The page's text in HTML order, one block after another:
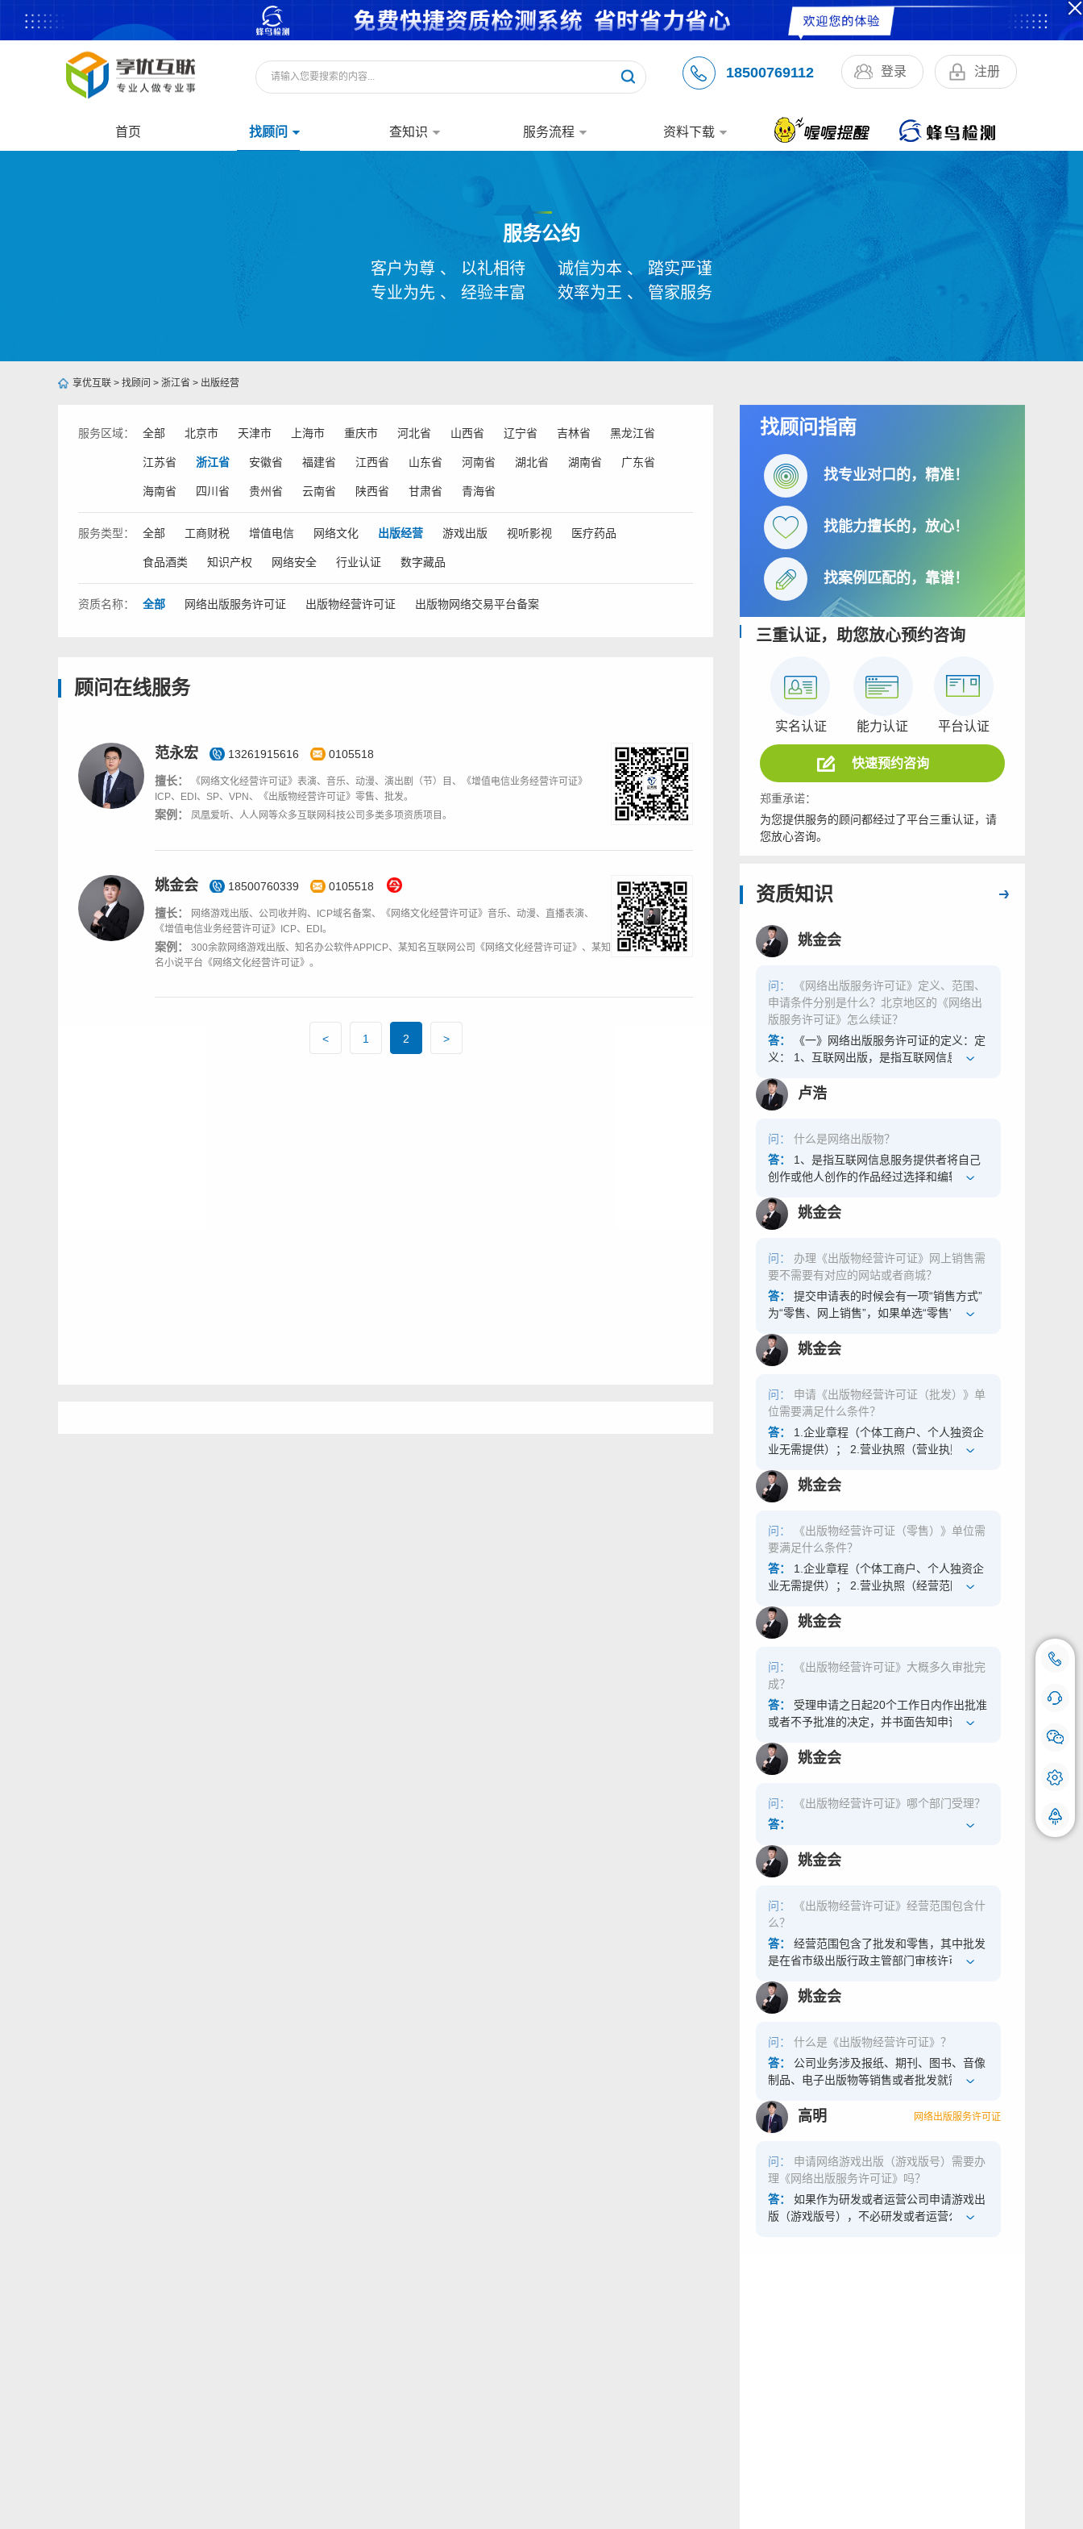
咨询热线：18500769112
我们会对您的号码严格保密，请放心使用。
在线咨询 快问快答
18500769112 登录 注册
首页 找顾问 查知识 服务流程 资料下载
服务公约
客户为尊 、 以礼相待
诚信为本 、 踏实严谨
专业为先 、 经验丰富
效率为王 、 管家服务
享优互联 > 找顾问 > 浙江省 > 出版经营
服务区域： 全部 北京市 天津市 上海市 重庆市 河北省 山西省 辽宁省 吉林省 黑龙江省
江苏省 浙江省 安徽省 福建省 江西省 山东省 河南省 湖北省 湖南省 广东省
海南省 四川省 贵州省 云南省 陕西省 甘肃省 青海省
服务类型： 全部 工商财税 增值电信 网络文化 出版经营 游戏出版 视听影视 医疗药品
食品酒类 知识产权 网络安全 行业认证 数字藏品
资质名称： 全部 网络出版服务许可证 出版物经营许可证 出版物网络交易平台备案
顾问在线服务
范永宏 13261915616 0105518
擅长：
《网络文化经营许可证》表演、音乐、动漫、演出剧（节）目、《增值电信业务经营许可证》
ICP、EDI、SP、VPN、《出版物经营许可证》零售、批发。
案例： 凤凰爱听、人人网等众多互联网科技公司多类多项资质项目。
姚金会 18500760339 0105518
擅长：
网络游戏出版、公司收并购、ICP域名备案、《网络文化经营许可证》音乐、动漫、直播表演、
《增值电信业务经营许可证》ICP、EDI。
案例：
300余款网络游戏出版、知名办公软件APPICP、某知名互联网公司《网络文化经营许可证》、某知
名小说平台《网络文化经营许可证》。
< 1 2 >
找顾问指南
找专业对口的，精准！
找能力擅长的，放心！
找案例匹配的，靠谱！
三重认证，助您放心预约咨询
实名认证 能力认证 平台认证
快速预约咨询
郑重承诺：
为您提供服务的顾问都经过了平台三重认证，请
您放心咨询。
资质知识
姚金会
问：
《网络出版服务许可证》定义、范围、
申请条件分别是什么？北京地区的《网络出
版服务许可证》怎么续证？
答：
《一》网络出版服务许可证的定义：定
义： 1、互联网出版，是指互联网信息服务
择和编辑加工，登载在互联网上或者通过互
联网发送到用户端，供公众浏览、阅读、使
加工的文学、艺术和自然科学、社会科学、
工程技术等方面的作品。
卢浩
问：
什么是网络出版物？
答：
1、是指互联网信息服务提供者将自己
创作或他人创作的作品经过选择和编辑加
用户端，供公众浏览、阅读、使用或者下载
的在线传播行为。 2、网络出版物的范围：
思想性的文字、图片、地图、游戏、动漫、
音视频读物等原创数字化作品； ②与已出版
的图书、报纸、期刊、音像制品、电子出版
物等内容相一致的数字化作品； ③将上述作
文献数据库等数字化作品； ④国家新闻出版
广电局认定的其他类型的数字化作品。
姚金会
问：
办理《出版物经营许可证》网上销售需
要不需要有对应的网站或者商城？
答：
提交申请表的时候会有一项“销售方式”
为“零售、网上销售”，如果单选“零售”就不需
在“网上销售”需要有对应的经营网址以及商
城链接。
姚金会
问：
申请《出版物经营许可证（批发）》单
位需要满足什么条件？
答：
1.企业章程（个体工商户、个人独资企
业无需提供）； 2.营业执照（营业执照经营
及主要负责人的身份证（法定代表人、主要
负责人不是同一人时，两人身份证均需提
协议）； 5.经营面积要求达到50平方米以
上。 （因各地区的法条依据不同，需要以具
体规定为准。）
姚金会
问：
《出版物经营许可证（零售）》单位需
要满足什么条件？
答：
1.企业章程（个体工商户、个人独资企
业无需提供）； 2.营业执照（经营范围应包
责人的身份证（法定代表人、主要负责人不
是同一人时，两人身份证均需提供）； 4.实
5.经营面积要求不能小于50平方米。 （因各
地区的法条依据不同，需要以具体规定为
准。）
姚金会
问：
《出版物经营许可证》大概多久审批完
成？
答：
受理申请之日起20个工作日内作出批准
或者不予批准的决定，并书面告知申请人。
姚金会
问：
《出版物经营许可证》哪个部门受理？
答：
姚金会
问：
《出版物经营许可证》经营范围包含什
么？
答：
经营范围包含了批发和零售，其中批发
是在省市级出版行政主管部门审核许可；零
经营项目一般有：图书、报纸、期刊、电子
出版物、音像制品。 经营方式一般有：批
姚金会
问：
什么是《出版物经营许可证》？
答：
公司业务涉及报纸、期刊、图书、音像
制品、电子出版物等销售或者批发就需要办
网络出版服务许可证
高明
问：
申请网络游戏出版（游戏版号）需要办
理《网络出版服务许可证》吗？
答：
如果作为研发或者运营公司申请游戏出
版（游戏版号），不必研发或者运营公司具